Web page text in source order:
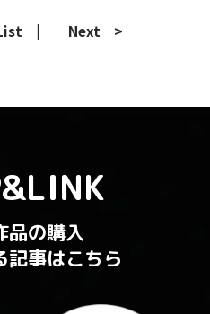
| Next >
品の購入
記事はこちら